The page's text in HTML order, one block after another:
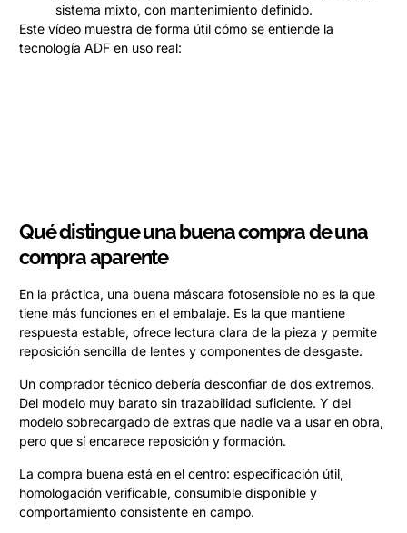
sistema mixto, con mantenimiento definido.
Este vídeo muestra de forma útil cómo se entiende la
tecnología ADF en uso real:
Qué distingue una buena compra de una
compra aparente
En la práctica, una buena máscara fotosensible no es la que
tiene más funciones en el embalaje. Es la que mantiene
respuesta estable, ofrece lectura clara de la pieza y permite
reposición sencilla de lentes y componentes de desgaste.
Un comprador técnico debería desconfiar de dos extremos.
Del modelo muy barato sin trazabilidad suficiente. Y del
modelo sobrecargado de extras que nadie va a usar en obra,
pero que sí encarece reposición y formación.
La compra buena está en el centro: especificación útil,
homologación verificable, consumible disponible y
comportamiento consistente en campo.